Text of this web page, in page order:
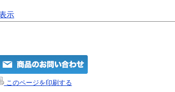
示
このページを印刷する